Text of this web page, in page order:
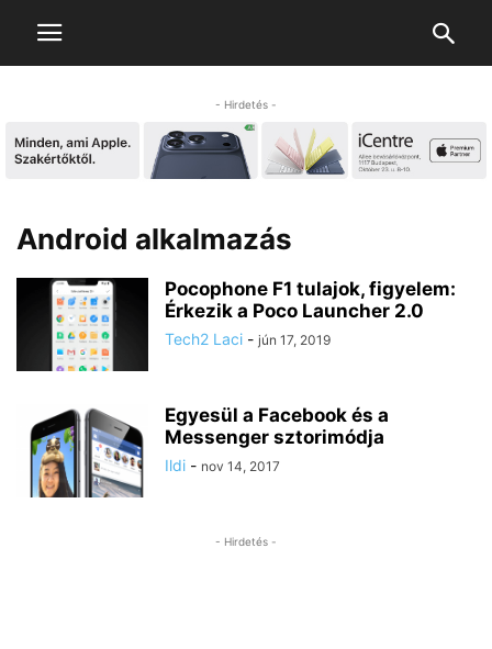
- Hirdetés -
Android alkalmazás
Pocophone F1 tulajok, figyelem:
Érkezik a Poco Launcher 2.0
Tech2 Laci - jún 17, 2019
Egyesül a Facebook és a
Messenger sztorimódja
Ildi - nov 14, 2017
- Hirdetés -